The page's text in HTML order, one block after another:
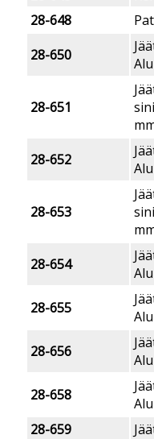
28-648
28-650
28-651
28-652
28-653
28-654
28-655
28-656
28-658
28-659